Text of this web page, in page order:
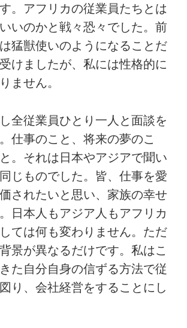
。アフリカの従業員たちとは
いのかと戦々恐々でした。前
猛獣使いのようになることだ
けましたが、私には性格的に
ません。
全従業員ひとり一人と面談を
仕事のこと、将来の夢のこ
。それは日本やアジアで聞い
じものでした。皆、仕事を愛
されたいと思い、家族の幸せ
日本人もアジア人もアフリカ
ては何も変わりません。ただ
景が異なるだけです。私はこ
た自分自身の信ずる方法で従
り、会社経営をすることにし